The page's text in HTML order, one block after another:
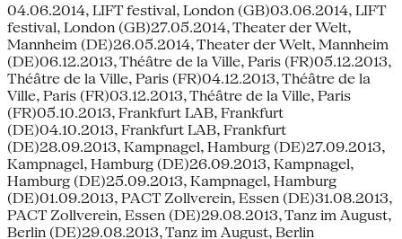
04.06.2014, LIFT festival, London (GB)03.06.2014, LIFT
festival, London (GB)27.05.2014, Theater der Welt,
Mannheim (DE)26.05.2014, Theater der Welt, Mannheim
(DE)06.12.2013, Théâtre de la Ville, Paris (FR)05.12.2013,
Théâtre de la Ville, Paris (FR)04.12.2013, Théâtre de la
Ville, Paris (FR)03.12.2013, Théâtre de la Ville, Paris
(FR)05.10.2013, Frankfurt LAB, Frankfurt
(DE)04.10.2013, Frankfurt LAB, Frankfurt
(DE)28.09.2013, Kampnagel, Hamburg (DE)27.09.2013,
Kampnagel, Hamburg (DE)26.09.2013, Kampnagel,
Hamburg (DE)25.09.2013, Kampnagel, Hamburg
(DE)01.09.2013, PACT Zollverein, Essen (DE)31.08.2013,
PACT Zollverein, Essen (DE)29.08.2013, Tanz im August,
Berlin (DE)29.08.2013, Tanz im August, Berlin